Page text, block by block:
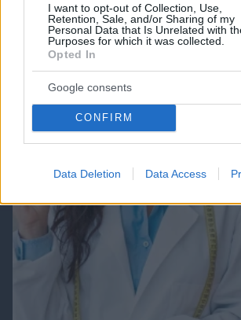
I want to opt-out of Collection, Use,
Retention, Sale, and/or Sharing of my
Personal Data that Is Unrelated with
Purposes for which it was collected.
Opted In
Google consents
CONFIRM
Data Deletion Data Access